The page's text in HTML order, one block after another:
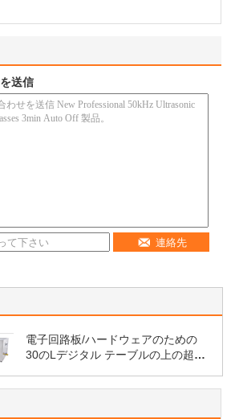
送信
連絡先
電子回路板/ハードウェアのための
30のLデジタル テーブルの上の超音